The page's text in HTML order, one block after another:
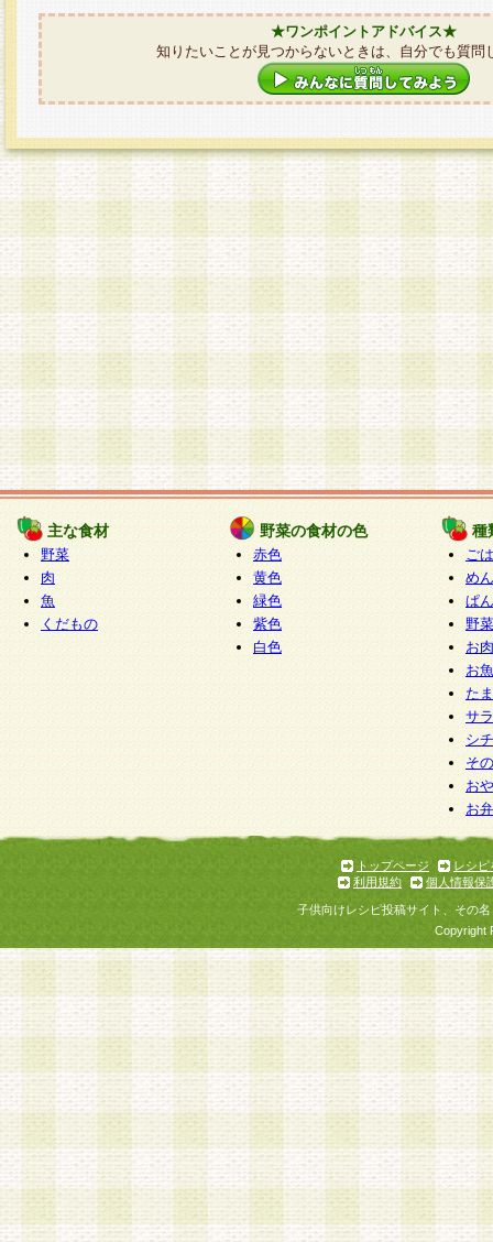
★ワンポイントアドバイス★
知りたいことが見つからないときは、自分でも質問
主な食材
野菜
肉
魚
くだもの
野菜の食材の色
赤色
黄色
緑色
紫色
白色
種
ご
めん
ぱん
野
お
お
た
サ
シ
そ
お
お
トップページ
レシピ
利用規約
個人情報保
子供向けレシピ投稿サイト、その
Copyright